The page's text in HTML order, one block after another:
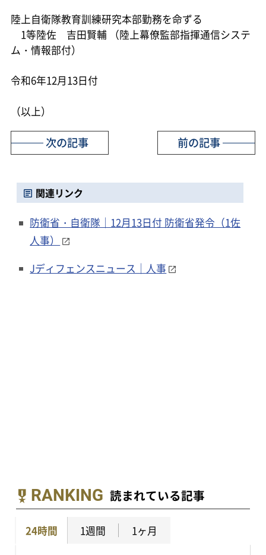
陸上自衛隊教育訓練研究本部勤務を命ずる
1等陸佐 吉田賢輔 （陸上幕僚監部指揮通信システ
ム・情報部付）
令和6年12月13日付
（以上）
前の記事
次の記事
関連リンク
防衛省・自衛隊｜12月13日付 防衛省発令（1佐
人事）
Jディフェンスニュース｜人事
RANKING 読まれている記事
24時間 1週間 1ヶ月